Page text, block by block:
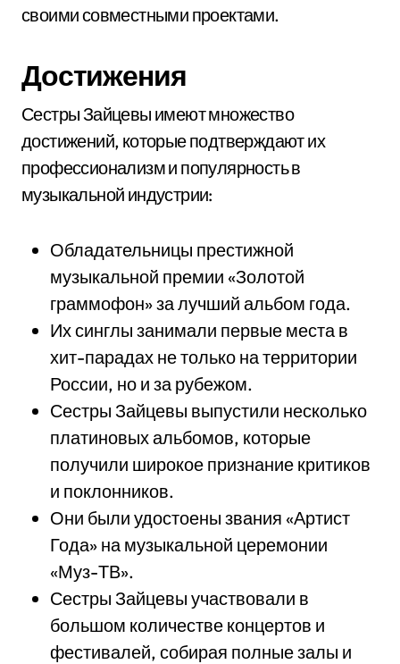
своими совместными проектами.
Достижения
Сестры Зайцевы имеют множество
достижений, которые подтверждают их
профессионализм и популярность в
музыкальной индустрии:
Обладательницы престижной
музыкальной премии «Золотой
граммофон» за лучший альбом года.
Их синглы занимали первые места в
хит-парадах не только на территории
России, но и за рубежом.
Сестры Зайцевы выпустили несколько
платиновых альбомов, которые
получили широкое признание критиков
и поклонников.
Они были удостоены звания «Артист
Года» на музыкальной церемонии
«Муз-ТВ».
Сестры Зайцевы участвовали в
большом количестве концертов и
фестивалей, собирая полные залы и